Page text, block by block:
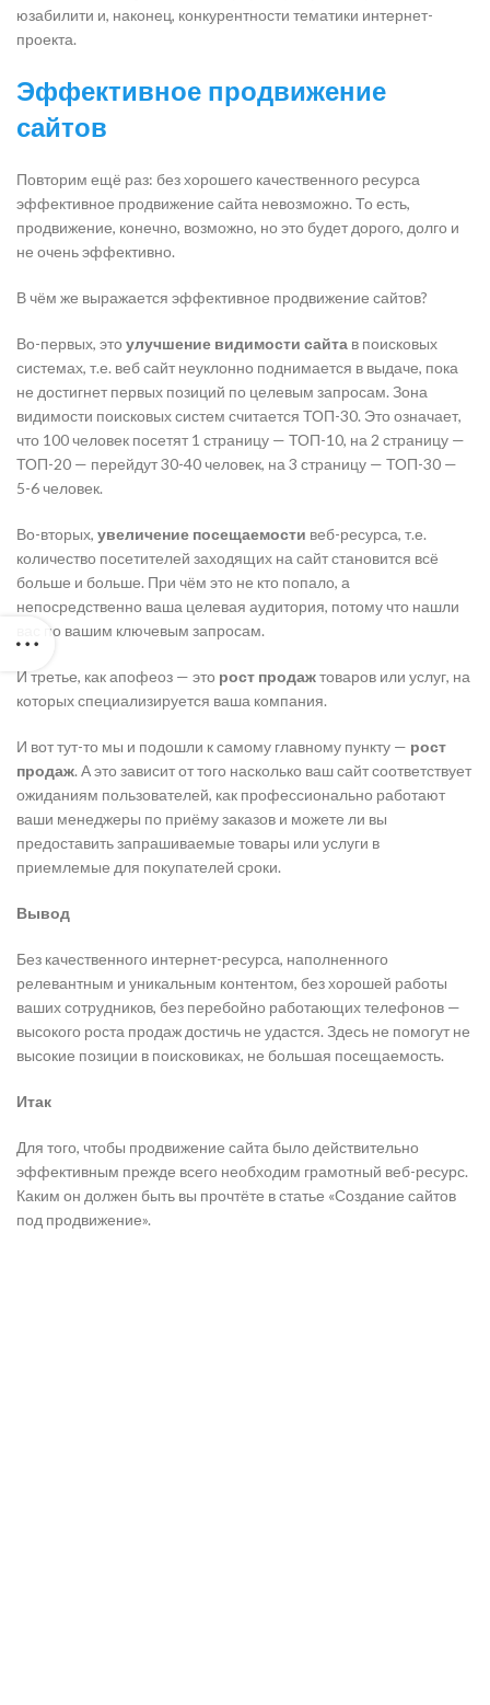
юзабилити и, наконец, конкурентности тематики интернет-
проекта.
Эффективное продвижение
сайтов
Повторим ещё раз: без хорошего качественного ресурса
эффективное продвижение сайта невозможно. То есть,
продвижение, конечно, возможно, но это будет дорого, долго и
не очень эффективно.
В чём же выражается эффективное продвижение сайтов?
Во-первых, это улучшение видимости сайта в поисковых
системах, т.е. веб сайт неуклонно поднимается в выдаче, пока
не достигнет первых позиций по целевым запросам. Зона
видимости поисковых систем считается ТОП-30. Это означает,
что 100 человек посетят 1 страницу — ТОП-10, на 2 страницу —
ТОП-20 — перейдут 30-40 человек, на 3 страницу — ТОП-30 —
5-6 человек.
Во-вторых, увеличение посещаемости веб-ресурса, т.е.
количество посетителей заходящих на сайт становится всё
больше и больше. При чём это не кто попало, а
непосредственно ваша целевая аудитория, потому что нашли
вас по вашим ключевым запросам.
И третье, как апофеоз — это рост продажтоваров или услуг, на
которых специализируется ваша компания.
И вот тут-то мы и подошли к самому главному пункту — рост
продаж. А это зависит от того насколько ваш сайт соответствует
ожиданиям пользователей, как профессионально работают
ваши менеджеры по приёму заказов и можете ли вы
предоставить запрашиваемые товары или услуги в
приемлемые для покупателей сроки.
Вывод
Без качественного интернет-ресурса, наполненного
релевантным и уникальным контентом, без хорошей работы
ваших сотрудников, без перебойно работающих телефонов —
высокого роста продаж достичь не удастся. Здесь не помогут не
высокие позиции в поисковиках, не большая посещаемость.
Итак
Для того, чтобы продвижение сайта было действительно
эффективным прежде всего необходим грамотный веб-ресурс.
Каким он должен быть вы прочтёте в статье «Создание сайтов
под продвижение».